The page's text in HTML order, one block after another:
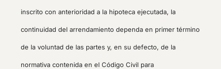
inscrito con anterioridad a la hipoteca ejecutada, la
continuidad del arrendamiento dependa en primer término
de la voluntad de las partes y, en su defecto, de la
normativa contenida en el Código Civil para